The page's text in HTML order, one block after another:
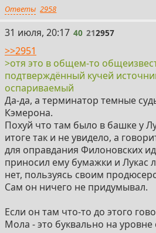
Ответы 2958
40
31 июля, 20:17 40 212957
>>2951
>отя это в общем-то
подтверждённый кучей
оспариваемый
Да-да, а терминатор темные
Кэмерона.
Похуй что там было в башке у
итоге так и не увидело, а
для оправдания Филоновских
приносил ему бумажки и Лукас
нет, пользуясь своим
Сам он ничего не придумывал.
Если он там что-то до этого
Мола - это буквально на уровне